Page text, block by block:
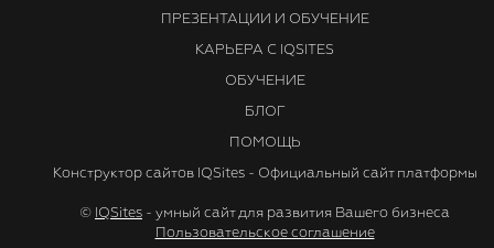
ПРЕЗЕНТАЦИИ И ОБУЧЕНИЕ
КАРЬЕРА С IQSITES
ОБУЧЕНИЕ
БЛОГ
ПОМОЩЬ
Конструктор сайтов IQSites - Официальный сайт платформы
© IQSites - умный сайт для развития Вашего бизнеса
Пользовательское соглашение